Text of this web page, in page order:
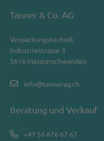
Tanner & Co. AG
Verpackungstechnik
Industriestrasse 3
5616 Meisterschwanden
info@tannerag.ch
Beratung und Verkauf
+41 56 676 67 67